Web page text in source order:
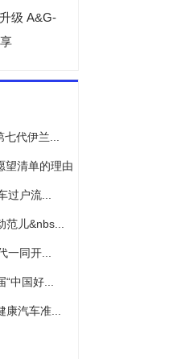
级 A&G-
代伊兰...
望清单的理由
过户流...
儿&nbs...
一同开...
中国好...
汽车准...